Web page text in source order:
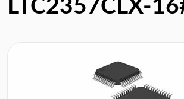
LTC2357CLX-